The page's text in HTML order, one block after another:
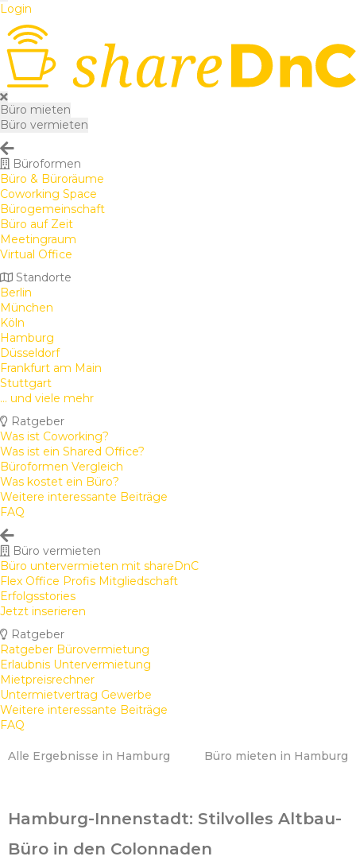
Login
Büro mieten
Büro vermieten
Büroformen
Büro & Büroräume
Coworking Space
Bürogemeinschaft
Büro auf Zeit
Meetingraum
Virtual Office
Standorte
Berlin
München
Köln
Hamburg
Düsseldorf
Frankfurt am Main
Stuttgart
... und viele mehr
Ratgeber
Was ist Coworking?
Was ist ein Shared Office?
Büroformen Vergleich
Was kostet ein Büro?
Weitere interessante Beiträge
FAQ
Büro vermieten
Büro untervermieten mit shareDnC
Flex Office Profis Mitgliedschaft
Erfolgsstories
Jetzt inserieren
Ratgeber
Ratgeber Bürovermietung
Erlaubnis Untervermietung
Mietpreisrechner
Untermietvertrag Gewerbe
Weitere interessante Beiträge
FAQ
Alle Ergebnisse in Hamburg Büro mieten in Hamburg
Hamburg-Innenstadt: Stilvolles Altbau-
Büro in den Colonnaden